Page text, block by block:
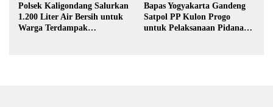
Polsek Kaligondang Salurkan
1.200 Liter Air Bersih untuk
Warga Terdampak
Bapas Yogyakarta Gandeng
Satpol PP Kulon Progo
untuk Pelaksanaan Pidana